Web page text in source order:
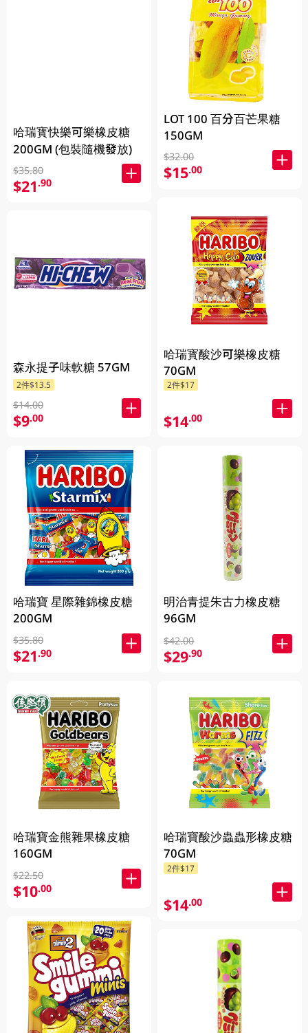
哈瑞寳快樂可樂橡皮糖
200GM (包裝隨機發放)
$35.80
$21.90
森永提子味軟糖 57GM
2件$13.5
$14.00
$9.00
哈瑞寶 星際雜錦橡皮糖
200GM
$35.80
$21.90
哈瑞寶金熊雜果橡皮糖
160GM
$22.50
$10.00
LOT 100 百分百芒果糖
150GM
$32.00
$15.00
哈瑞寳酸沙可樂橡皮糖
70GM
2件$17
$14.00
明治青提朱古力橡皮糖
96GM
$42.00
$29.90
哈瑞寶酸沙蟲蟲形橡皮糖
70GM
2件$17
$14.00